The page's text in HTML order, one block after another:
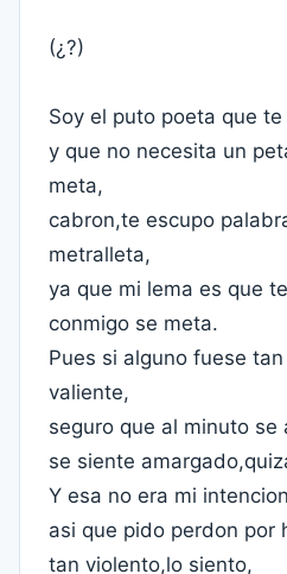
(¿?)
Soy el puto poeta que te
y que no necesita un
meta,
cabron,te escupo
metralleta,
ya que mi lema es que
conmigo se meta.
Pues si alguno fuese
valiente,
seguro que al minuto se
se siente
Y esa no era mi
asi que pido perdon por
tan violento,lo siento,